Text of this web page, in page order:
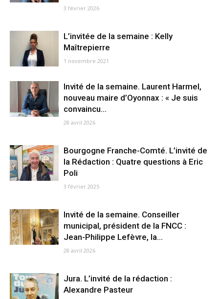
3 février 2026
L’invitée de la semaine : Kelly
Maîtrepierre
1 novembre 2021
Invité de la semaine. Laurent Harmel,
nouveau maire d’Oyonnax : « Je suis
convaincu...
28 avril 2026
Bourgogne Franche-Comté. L’invité de
la Rédaction : Quatre questions à Eric
Poli
3 février 2025
Invité de la semaine. Conseiller
municipal, président de la FNCC :
Jean-Philippe Lefèvre, la...
28 avril 2026
Jura. L’invité de la rédaction :
Alexandre Pasteur